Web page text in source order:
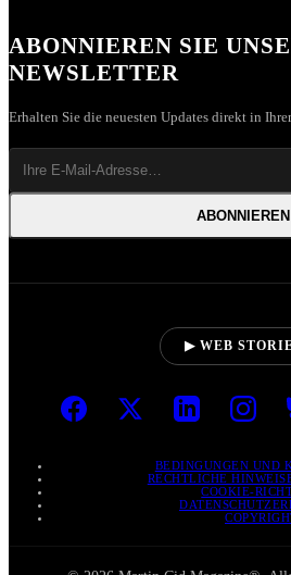
ABONNIEREN SIE
NEWSLETTER
Erhalten Sie die neuesten Updates direkt in
ABONNIEREN
▶ WEB
BEDINGUNGEN UND
RECHTLICHE
COOKIE-